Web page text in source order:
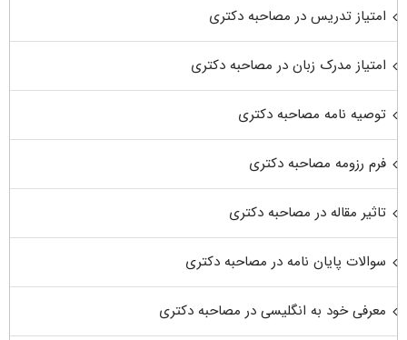
امتیاز تدریس در مصاحبه دکتری
امتیاز مدرک زبان در مصاحبه دکتری
توصیه نامه مصاحبه دکتری
فرم رزومه مصاحبه دکتری
تاثیر مقاله در مصاحبه دکتری
سوالات پایان نامه در مصاحبه دکتری
معرفی خود به انگلیسی در مصاحبه دکتری